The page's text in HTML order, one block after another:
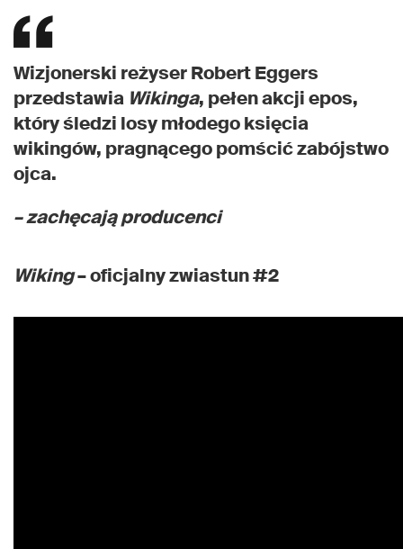
Wizjonerski reżyser Robert Eggers
przedstawia Wikinga, pełen akcji epos,
który śledzi losy młodego księcia
wikingów, pragnącego pomścić zabójstwo
ojca.
– zachęcają producenci
Wiking– oficjalny zwiastun #2